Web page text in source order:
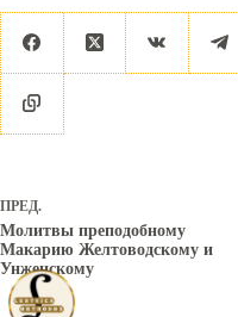
ПРЕД.
Молитвы преподобному
Макарию Желтоводскому и
Унженскому